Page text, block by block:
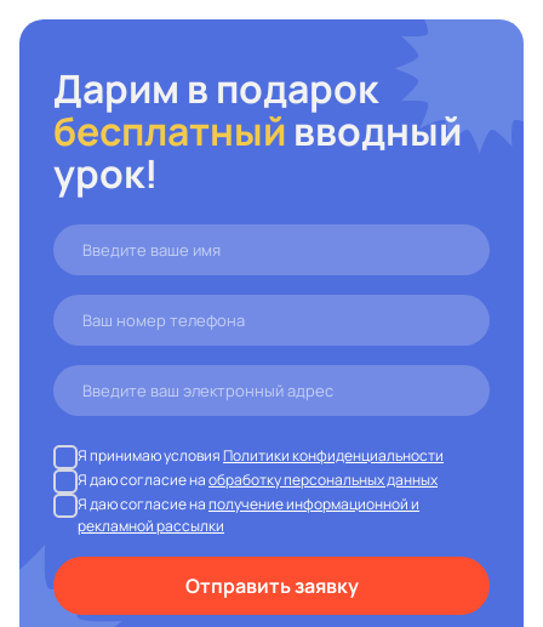
Дарим в подарок
бесплатный вводный
урок!
Я принимаю условияПолитики конфиденциальности
Я даю согласие наобработку персональных данных
Я даю согласие наполучение информационной и
рекламной рассылки
Отправить заявку